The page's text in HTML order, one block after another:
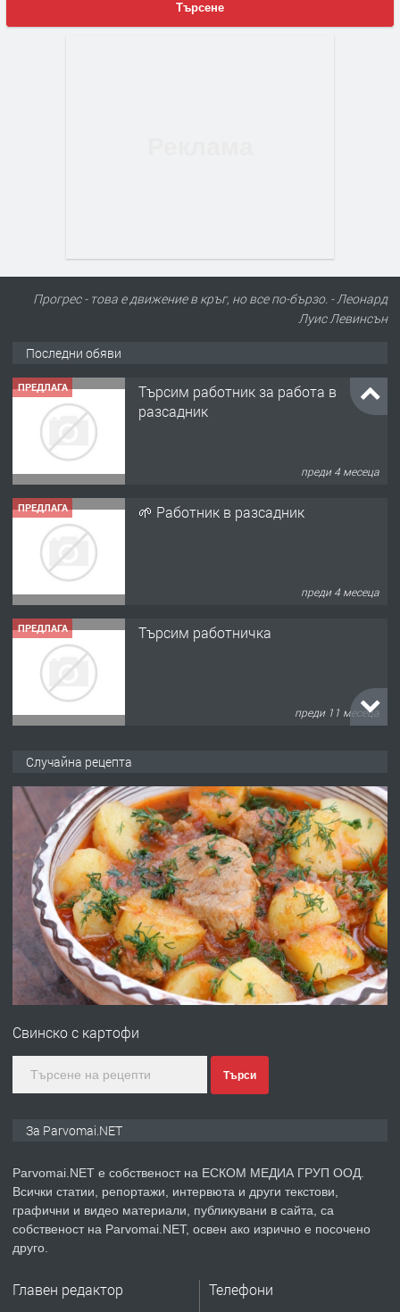
Търсене
Прогрес - това е движение в кръг, но все по-бързо. - Леонард
Луис Левинсън
Последни обяви
ПРЕДЛАГА
Търсим работник за работа в
разсадник
преди 4 месеца
ПРЕДЛАГА 🌱 Работник в разсадник
преди 4 месеца
ПРЕДЛАГА Търсим работничка
преди 11 месеца
преди 1 година
ПРЕДЛАГА Работа за общи работници
преди 1 година
ПРЕДЛАГА
Първи поход "По стъпките на Ангел
преди 1 година
ПРЕДЛАГА Уроци по Математика
Случайна рецепта
Свинско с картофи
Търси
За Parvomai.NET
Parvomai.NET е собственост на ЕСКОМ МЕДИА ГРУП ООД.
Всички статии, репортажи, интервюта и други текстови,
графични и видео материали, публикувани в сайта, са
собственост на Parvomai.NET, освен ако изрично е посочено
друго.
Главен редактор Телефони